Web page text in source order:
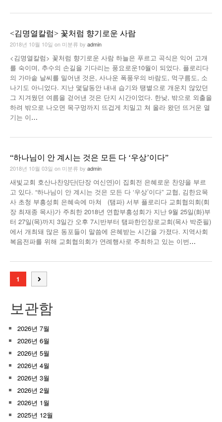
<김명열칼럼> 꽃처럼 향기로운 사람
2018년 10월 10일 on 미분류 by admin
<김명열칼럼> 꽃처럼 향기로운 사람 하늘은 푸르고 곡식은 익어 고개
를 숙이며, 추수의 손길을 기다리는 풍요로운10월이 되었다. 플로리다
의 가마솥 날씨를 밀어낸 것은, 사나운 폭풍우의 바람도, 먹구름도, 소
나기도 아니었다. 지난 몇달동안 내내 습기와 땡볕으로 개운치 않았던
그 지겨웠던 여름을 걷어낸 것은 단지 시간이었다. 한낮, 밖으로 외출을
하려 밖으로 나오면 목구멍까지 뜨겁게 치밀고 쳐 올라 왔던 뜨거운 열
기는 이…
“하나님이 안 계시는 것은 모든 다 ‘우상’이다”
2018년 10월 03일 on 미분류 by admin
새빛교회 호산나찬양단(단장 여신연)이 집회전 은혜로운 찬양을 부르
고 있다. “하나님이 안 계시는 것은 모든 다 ‘우상’이다” 교협, 김한요목
사 초청 부흥성회 은혜속에 마쳐 (탬파) 서부 플로리다 교회협의회(회
장 최재종 목사)가 주최한 2018년 연합부흥성회가 지난 9월 25일(화)부
터 27일(목)까지 3일간 오후 7시반부터 탬파한인장로교회(목사 박준필)
에서 개최돼 많은 동포들이 말씀에 은혜받는 시간을 가졌다. 지역사회
복음전파를 위해 교회협의회가 연례행사로 주최하고 있는 이번…
1
보관함
2026년 7월
2026년 6월
2026년 5월
2026년 4월
2026년 3월
2026년 2월
2026년 1월
2025년 12월